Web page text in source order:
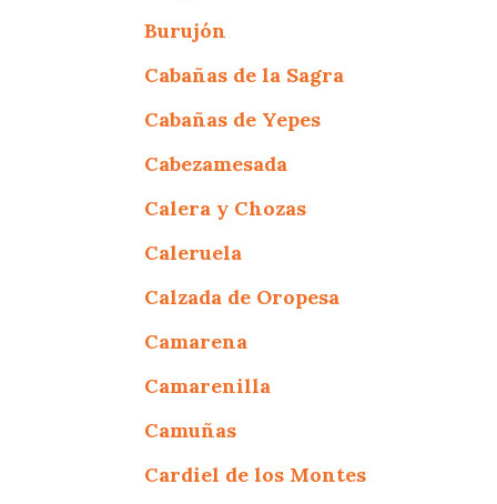
Burujón
Cabañas de la Sagra
Cabañas de Yepes
Cabezamesada
Calera y Chozas
Caleruela
Calzada de Oropesa
Camarena
Camarenilla
Camuñas
Cardiel de los Montes